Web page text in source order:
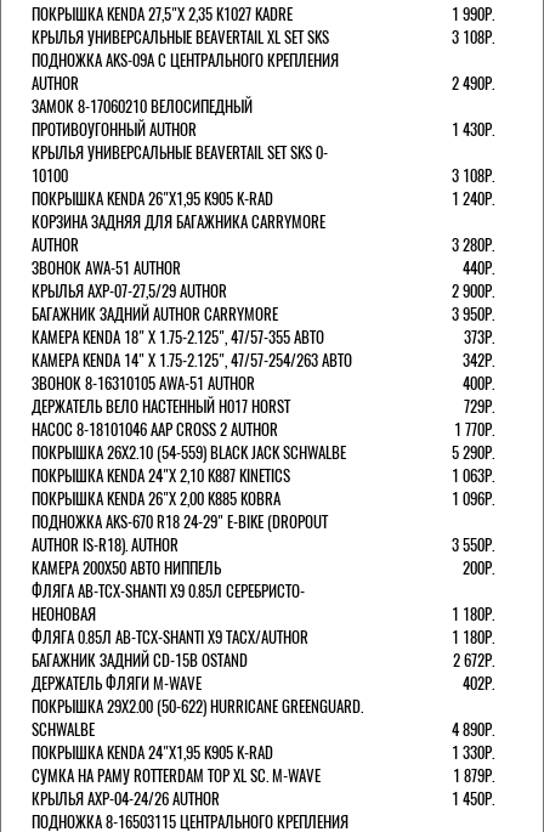
ПОКРЫШКА KENDA 27,5"Х 2,35 K1027 KADRE
1 990Р.
КРЫЛЬЯ УНИВЕРСАЛЬНЫЕ BEAVERTAIL XL SET SKS
3 108Р.
ПОДНОЖКА AKS-09A C ЦЕНТРАЛЬНОГО КРЕПЛЕНИЯ
AUTHOR
2 490Р.
ЗАМОК 8-17060210 ВЕЛОСИПЕДНЫЙ
ПРОТИВОУГОННЫЙ AUTHOR
1 430Р.
КРЫЛЬЯ УНИВЕРСАЛЬНЫЕ BEAVERTAIL SET SKS 0-
10100
3 108Р.
ПОКРЫШКА KENDA 26"Х1,95 K905 K-RAD
1 240Р.
КОРЗИНА ЗАДНЯЯ ДЛЯ БАГАЖНИКА CARRYMORE
AUTHOR
3 280Р.
ЗВОНОК AWA-51 AUTHOR
440Р.
КРЫЛЬЯ AXP-07-27,5/29 AUTHOR
2 900Р.
БАГАЖНИК ЗАДНИЙ AUTHOR CARRYMORE
3 950Р.
КАМЕРА KENDA 18" Х 1.75-2.125", 47/57-355 АВТО
373Р.
КАМЕРА KENDA 14" Х 1.75-2.125", 47/57-254/263 АВТО
342Р.
ЗВОНОК 8-16310105 AWA-51 AUTHOR
400Р.
ДЕРЖАТЕЛЬ ВЕЛО НАСТЕННЫЙ H017 HORST
729Р.
НАСОС 8-18101046 AAP CROSS 2 AUTHOR
1 770Р.
ПОКРЫШКА 26X2.10 (54-559) BLACK JACK SCHWALBE
5 290Р.
ПОКРЫШКА KENDA 24"Х 2,10 K887 KINETICS
1 063Р.
ПОКРЫШКА KENDA 26"Х 2,00 K885 KOBRA
1 096Р.
ПОДНОЖКА AKS-670 R18 24-29" E-BIKE (DROPOUT
AUTHOR IS-R18). AUTHOR
3 550Р.
КАМЕРА 200Х50 АВТО НИППЕЛЬ
200Р.
ФЛЯГА AB-TCX-SHANTI X9 0.85Л СЕРЕБРИСТО-
НЕОНОВАЯ
1 180Р.
ФЛЯГА 0.85Л AB-TCX-SHANTI X9 TACX/AUTHOR
1 180Р.
БАГАЖНИК ЗАДНИЙ CD-15B OSTAND
2 672Р.
ДЕРЖАТЕЛЬ ФЛЯГИ M-WAVE
402Р.
ПОКРЫШКА 29X2.00 (50-622) HURRICANE GREENGUARD.
SCHWALBE
4 890Р.
ПОКРЫШКА KENDA 24"Х1,95 K905 K-RAD
1 330Р.
СУМКА НА РАМУ ROTTERDAM TOP XL SC. M-WAVE
1 879Р.
КРЫЛЬЯ AXP-04-24/26 AUTHOR
1 450Р.
ПОДНОЖКА 8-16503115 ЦЕНТРАЛЬНОГО КРЕПЛЕНИЯ